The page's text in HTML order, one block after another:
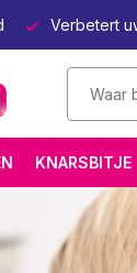
Verbetert
KNARSBITJE